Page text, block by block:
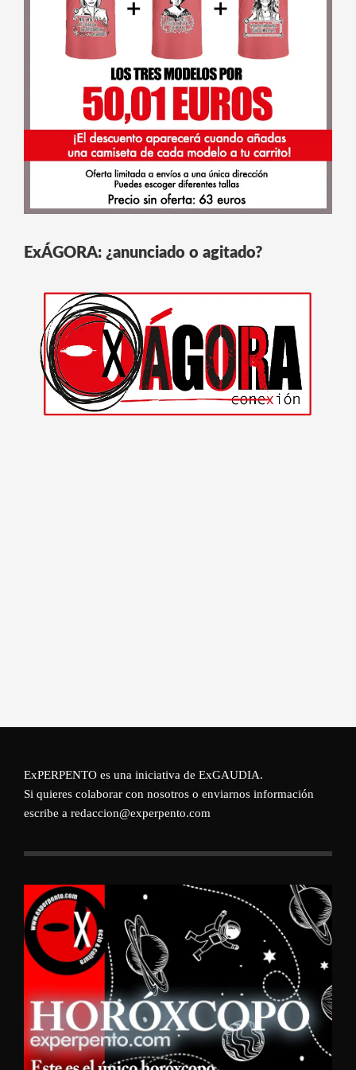
ExÁGORA: ¿anunciado o agitado?
ExPERPENTO es una iniciativa de ExGAUDIA.
Si quieres colaborar con nosotros o enviarnos información
escribe a redaccion@experpento.com